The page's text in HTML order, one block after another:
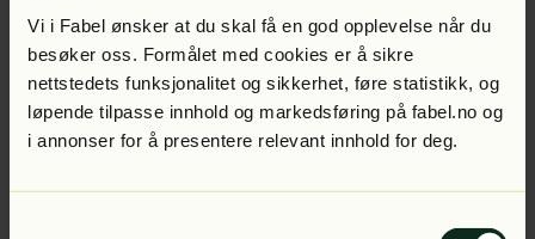
Vi i Fabel ønsker at du skal få en god opplevelse når du
besøker oss. Formålet med cookies er å sikre
nettstedets funksjonalitet og sikkerhet, føre statistikk, og
løpende tilpasse innhold og markedsføring på fabel.no og
i annonser for å presentere relevant innhold for deg.